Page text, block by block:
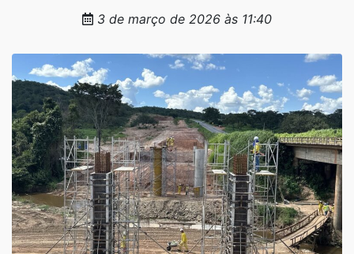
3 de março de 2026 às 11:40